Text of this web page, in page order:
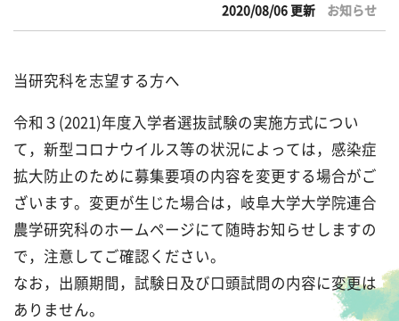
2020/08/06 更新 お知らせ
当研究科を志望する方へ
令和３(2021)年度入学者選抜試験の実施方式につい
て，新型コロナウイルス等の状況によっては，感染症
拡大防止のために募集要項の内容を変更する場合がご
ざいます。変更が生じた場合は，岐阜大学大学院連合
農学研究科のホームページにて随時お知らせしますの
で，注意してご確認ください。
なお，出願期間，試験日及び口頭試問の内容に変更は
ありません。